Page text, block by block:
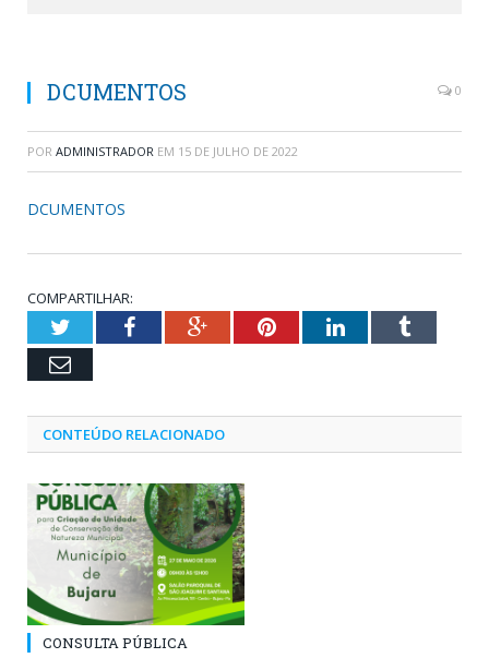
DCUMENTOS 0
POR ADMINISTRADOR EM 15 DE JULHO DE 2022
DCUMENTOS
COMPARTILHAR:
TwitterFacebookGoogle+PinterestLinkedInTumblr
Email
CONTEÚDO RELACIONADO
CONSULTA PÚBLICA